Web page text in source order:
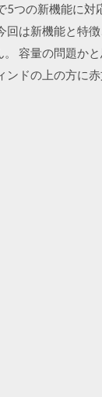
つの新機能に
は新機能と特
容量の問題か
ンドの上の方